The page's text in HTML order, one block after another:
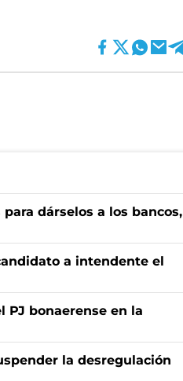
dárselos a los bancos,
a intendente el
PJ bonaerense en la
la desregulación